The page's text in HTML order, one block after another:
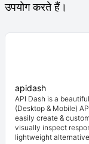
उपयोग करते हैं।
apidash
API Dash is a
(Desktop & Mobile)
easily create &